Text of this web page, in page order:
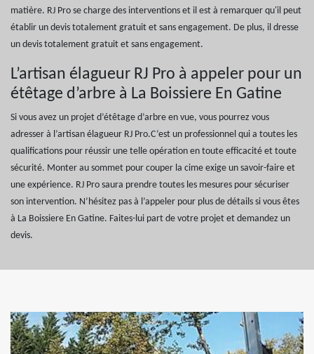
matière. RJ Pro se charge des interventions et il est à remarquer qu'il peut
établir un devis totalement gratuit et sans engagement. De plus, il dresse
un devis totalement gratuit et sans engagement.
L’artisan élagueur RJ Pro à appeler pour un
étêtage d’arbre à La Boissiere En Gatine
Si vous avez un projet d’étêtage d’arbre en vue, vous pourrez vous
adresser à l’artisan élagueur RJ Pro.C’est un professionnel qui a toutes les
qualifications pour réussir une telle opération en toute efficacité et toute
sécurité. Monter au sommet pour couper la cime exige un savoir-faire et
une expérience. RJ Pro saura prendre toutes les mesures pour sécuriser
son intervention. N’hésitez pas à l’appeler pour plus de détails si vous êtes
à La Boissiere En Gatine. Faites-lui part de votre projet et demandez un
devis.